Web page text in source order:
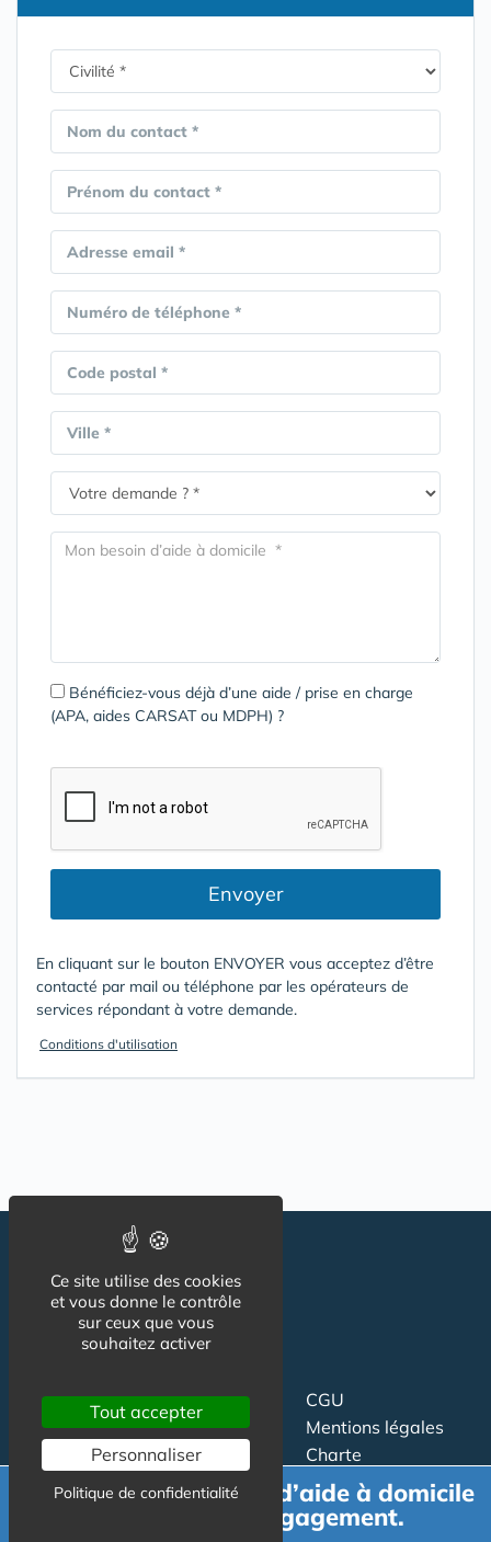
Nom du contact *
Prénom du contact *
Adresse email *
Numéro de téléphone *
Code postal *
Ville *
Bénéficiez-vous déjà d’une aide / prise en charge
(APA, aides CARSAT ou MDPH) ?
Envoyer
En cliquant sur le bouton ENVOYER vous acceptez d’être
contacté par mail ou téléphone par les opérateurs de
services répondant à votre demande.
Conditions d'utilisation
Suivez-nous
CGU
Mentions légales
Charte
Contact
Proposer un article
Relation presse
Demande de devis d’aide à domicile
gratuit et sans engagement.
Ce site utilise des cookies
et vous donne le contrôle
sur ceux que vous
souhaitez activer
Tout accepter
Personnaliser
Politique de confidentialité